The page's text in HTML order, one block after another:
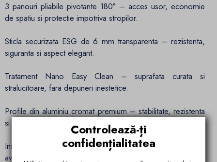
3 panouri pliabile pivotante 180° – acces usor, economie
de spatiu si protectie impotriva stropilor.
Sticla securizata ESG de 6 mm transparenta – rezistenta,
siguranta si aspect elegant.
Tratament Nano Easy Clean – suprafata curata si
stralucitoare, fara depuneri inestetice.
Profile din aluminiu cromat premium – stabilitate, rezistenta
si design modern.
Instalare rapida si simpla, fara a necesita cunostinte tehnice
avansate.
Controlează-ți
confidențialitatea